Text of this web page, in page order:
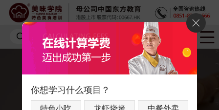
你想学习什么项目？
特色小吃 龙虾烧烤
中餐外卖